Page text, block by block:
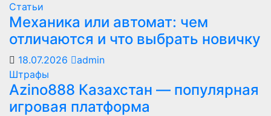
Статьи
Механика или автомат: чем
отличаются и что выбрать новичку
18.07.2026
admin
Штрафы
Azino888 Казахстан — популярная
игровая платформа